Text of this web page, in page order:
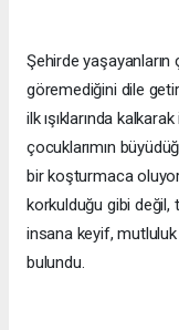
Şehirde yaşayanların
göremediğini dile
ilk ışıklarında
çocuklarımın
bir koşturmaca
korkulduğu gibi
insana keyif,
bulundu.